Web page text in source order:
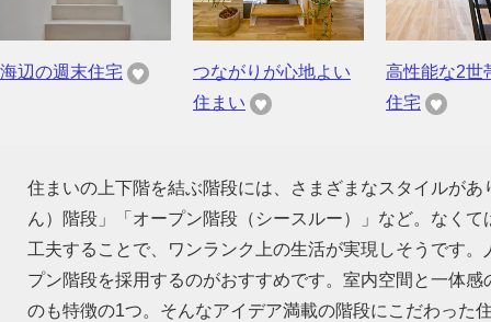
海辺の週末住宅
つながりが心地よい
住まい
高性能な2世
住宅
住まいの上下階を結ぶ階段には、さまざまなスタイルが
ん）階段」「オープン階段（シースルー）」など。なく
工夫することで、ワンランク上の生活が実現しそうです
プン階段を採用するのがおすすめです。室内空間と一体
のも特徴の1つ。そんなアイデア満載の階段にこだわった